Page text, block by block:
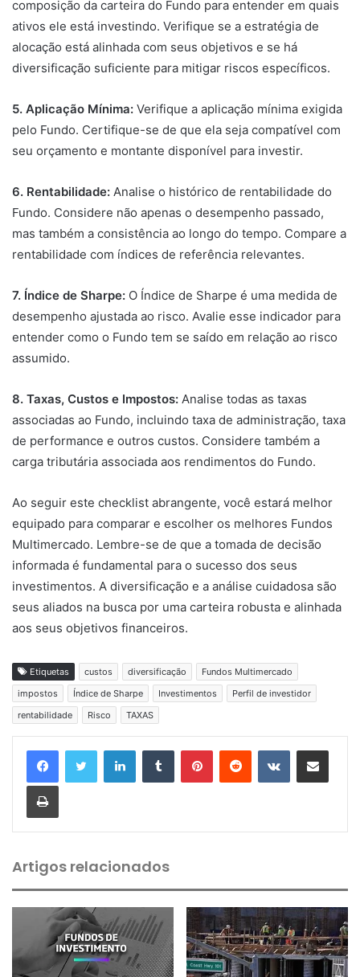
composição da carteira do Fundo para entender em quais
ativos ele está investindo. Verifique se a estratégia de
alocação está alinhada com seus objetivos e se há
diversificação suficiente para mitigar riscos específicos.
5. Aplicação Mínima: Verifique a aplicação mínima exigida
pelo Fundo. Certifique-se de que ela seja compatível com
seu orçamento e montante disponível para investir.
6. Rentabilidade: Analise o histórico de rentabilidade do
Fundo. Considere não apenas o desempenho passado,
mas também a consistência ao longo do tempo. Compare a
rentabilidade com índices de referência relevantes.
7. Índice de Sharpe: O Índice de Sharpe é uma medida de
desempenho ajustada ao risco. Avalie esse indicador para
entender como o Fundo tem se saído em relação ao risco
assumido.
8. Taxas, Custos e Impostos: Analise todas as taxas
associadas ao Fundo, incluindo taxa de administração, taxa
de performance e outros custos. Considere também a
carga tributária associada aos rendimentos do Fundo.
Ao seguir este checklist abrangente, você estará melhor
equipado para comparar e escolher os melhores Fundos
Multimercado. Lembre-se de que a tomada de decisão
informada é fundamental para o sucesso dos seus
investimentos. A diversificação e a análise cuidadosa são
seus aliados na busca por uma carteira robusta e alinhada
aos seus objetivos financeiros.
Etiquetas custos diversificação
Fundos Multimercado
impostos
Índice de Sharpe Investimentos
Perfil de investidor
rentabilidade
Risco TAXAS
Artigos relacionados